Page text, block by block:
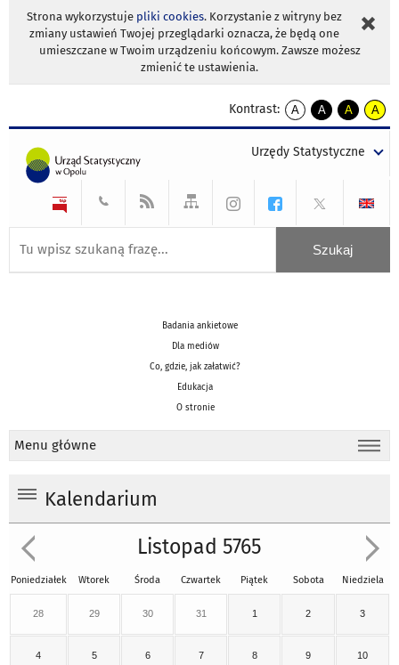
Strona wykorzystuje pliki cookies. Korzystanie z witryny bez
zmiany ustawień Twojej przeglądarki oznacza, że będą one
umieszczane w Twoim urządzeniu końcowym. Zawsze możesz
zmienić te ustawienia.
Kontrast:
A
kontrast
A
kontrast
tekst
czarnym
A
kontrast
tekst
czarnym
A
tekst
żółtym
Urzędy Statystyczne
Badania ankietowe
Dla mediów
Co, gdzie, jak załatwić?
Edukacja
O stronie
Menu główne
Kalendarium
Listopad 5765
Poniedziałek Wtorek Środa Czwartek Piątek Sobota Niedziela
28 29 30 31 1 2 3
4 5 6 7 8 9 10